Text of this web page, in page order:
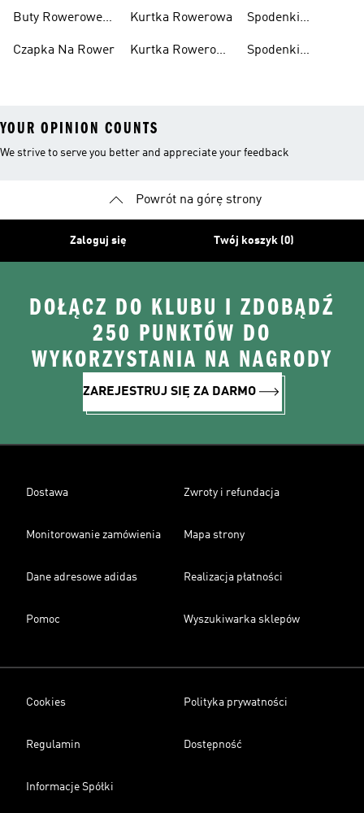
Buty Rowerowe
Czapka Na Rower
Kurtka Rowerowa
Kurtka Rowerowa
Spodenki
Damskie
Spodenki
YOUR OPINION COUNTS
We strive to serve you better and appreciate your feedback
Powrót na górę strony
Zaloguj się Twój koszyk (0)
DOŁĄCZ DO KLUBU I ZDOBĄDŹ
250 PUNKTÓW DO
WYKORZYSTANIA NA NAGRODY
ZAREJESTRUJ SIĘ ZA DARMO
Dostawa Zwroty i refundacja
Monitorowanie zamówienia Mapa strony
Dane adresowe adidas Realizacja płatności
Pomoc Wyszukiwarka sklepów
Cookies Polityka prywatności
Regulamin Dostępność
Informacje Spółki